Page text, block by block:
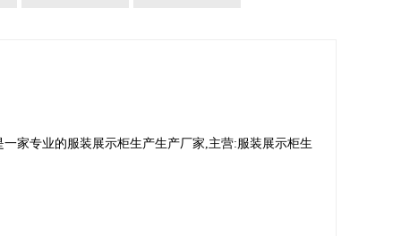
家专业的服装展示柜生产生产厂家,主营:服装展示柜生